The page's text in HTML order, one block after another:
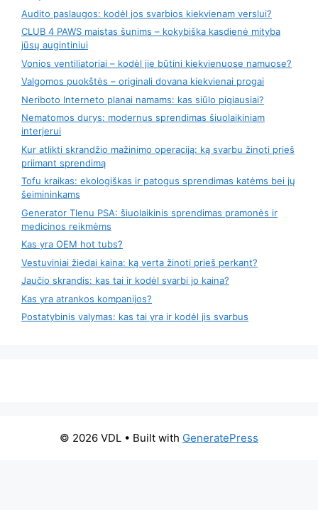
Audito paslaugos: kodėl jos svarbios kiekvienam verslui?
CLUB 4 PAWS maistas šunims – kokybiška kasdienė mityba
jūsų augintiniui
Vonios ventiliatoriai – kodėl jie būtini kiekvienuose namuose?
Valgomos puokštės – originali dovana kiekvienai progai
Neriboto Interneto planai namams: kas siūlo pigiausiai?
Nematomos durys: modernus sprendimas šiuolaikiniam
interjerui
Kur atlikti skrandžio mažinimo operaciją: ką svarbu žinoti prieš
priimant sprendimą
Tofu kraikas: ekologiškas ir patogus sprendimas katėms bei jų
šeimininkams
Generator Tlenu PSA: šiuolaikinis sprendimas pramonės ir
medicinos reikmėms
Kas yra OEM hot tubs?
Vestuviniai žiedai kaina: ką verta žinoti prieš perkant?
Jaučio skrandis: kas tai ir kodėl svarbi jo kaina?
Kas yra atrankos kompanijos?
Postatybinis valymas: kas tai yra ir kodėl jis svarbus
© 2026 VDL • Built with GeneratePress